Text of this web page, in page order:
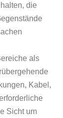
die
als
Kabel,
Sicht um